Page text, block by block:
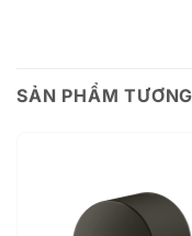
SẢN PHẨM